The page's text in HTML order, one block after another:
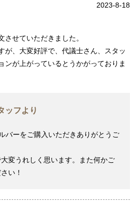
2023-8-18
せていただきました。
が、大変好評で、代議士さん、スタッ
ンが上がっているとうかがっておりま
ッフより
バーをご購入いただきありがとうご
変うれしく思います。また何かご
い！